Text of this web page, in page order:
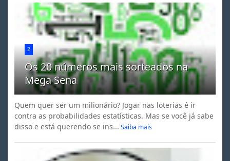
2
Os 20 números mais sorteados na
Mega Sena
Quem quer ser um milionário? Jogar nas loterias é ir
contra as probabilidades estatísticas. Mas se você já sabe
disso e está querendo se ins... Saiba mais